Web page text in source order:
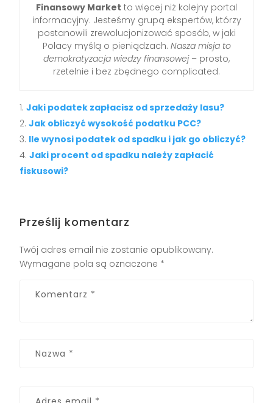
Finansowy Market to więcej niż kolejny portal
informacyjny. Jesteśmy grupą ekspertów, którzy
postanowili zrewolucjonizować sposób, w jaki
Polacy myślą o pieniądzach. Nasza misja to
demokratyzacja wiedzy finansowej– prosto,
rzetelnie i bez zbędnego complicated.
Jaki podatek zapłacisz od sprzedaży lasu?
Jak obliczyć wysokość podatku PCC?
Ile wynosi podatek od spadku i jak go obliczyć?
Jaki procent od spadku należy zapłacić
fiskusowi?
Prześlij komentarz
Twój adres email nie zostanie opublikowany.
Wymagane pola są oznaczone *